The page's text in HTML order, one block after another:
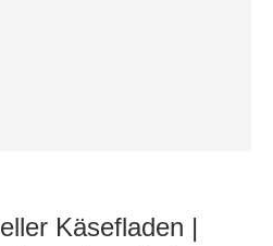
Käsefladen |